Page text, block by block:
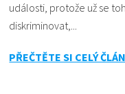
události, protože už se
diskriminovat,...
PŘEČTĚTE SI CELÝ